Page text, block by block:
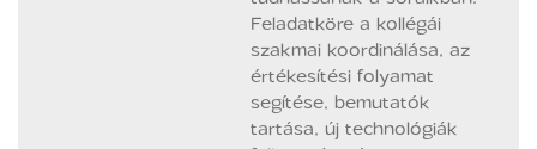
Feladatköre a kollégái
szakmai koordinálása, az
értékesítési folyamat
segítése, bemutatók
tartása, új technológiák